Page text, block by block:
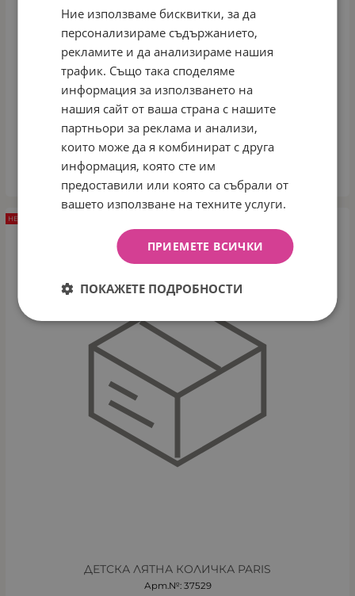
ДЕТСКА ЛЯТНА КОЛИЧКА SAPPHIRE
Арт.№: 47647
ДЕТСКА ЛЯТНА КОЛИЧКА PARIS
Арт.№: 37529
НЕНАЛИЧЕН
Ние използваме бисквитки, за да
персонализираме съдържанието,
рекламите и да анализираме нашия
трафик. Също така споделяме
информация за използването на
нашия сайт от ваша страна с нашите
партньори за реклама и анализи,
които може да я комбинират с друга
информация, която сте им
предоставили или която са събрали от
вашето използване на техните услуги.
ПРИЕМЕТЕ ВСИЧКИ
ПОКАЖЕТЕ ПОДРОБНОСТИ